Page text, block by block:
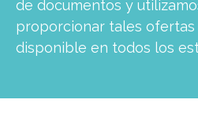
de documentos y
proporcionar tales ofertas
disponible en todos los